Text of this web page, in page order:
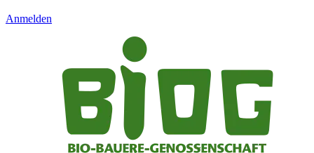
Anmelden